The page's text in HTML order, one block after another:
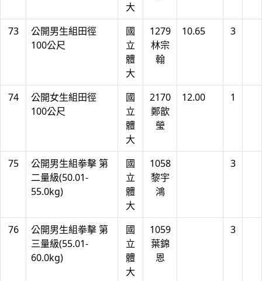
大
73
公開男生組田徑
100公尺
國
立
體
大
1279
林宗
翰
10.65 3
74
公開女生組田徑
100公尺
國
立
體
大
2170
鄭歆
瑩
12.00 1
75
公開男生組拳擊 第
二量級(50.01-
55.0kg)
國
立
體
大
1058
黎宇
鴻
3
76
公開男生組拳擊 第
三量級(55.01-
60.0kg)
國
立
體
大
1059
葉錦
恩
3